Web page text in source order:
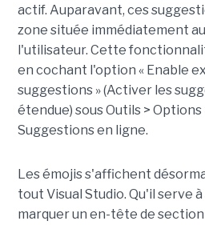
actif. Auparavant, ces
zone située immédiatement
l'utilisateur. Cette
en cochant l'option « Enable
suggestions » (Activer les
étendue) sous Outils >
Suggestions en ligne.
Les émojis s'affichent
tout Visual Studio. Qu'il serve
marquer un en-tête de